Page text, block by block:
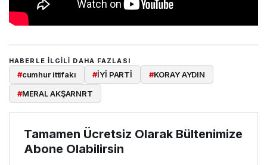
HABERLE ILGILI DAHA FAZLASI
#cumhur ittifakı #İYİ PARTİ #KORAY AYDIN
#MERAL AKŞARNRT
Tamamen Ücretsiz Olarak Bültenimize
Abone Olabilirsin